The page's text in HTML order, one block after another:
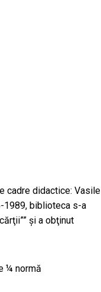
cadre didactice: Vasile
1989, biblioteca s-a
şi a obţinut
¼ normă